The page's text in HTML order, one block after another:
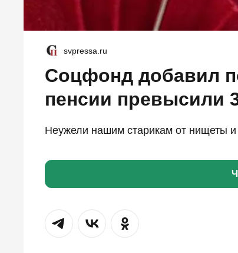
svpressa.ru
Соцфонд добавил
пенсии превысили
Неужели нашим старикам от нищеты и